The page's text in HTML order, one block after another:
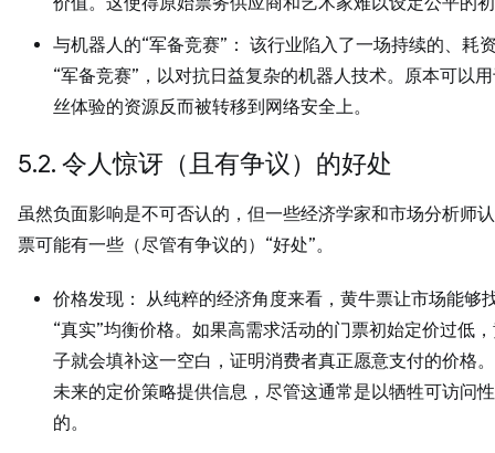
与机器人的“军备竞赛”： 该行业陷入了一场持续的、耗
“军备竞赛”，以对抗日益复杂的机器人技术。原本可以
丝体验的资源反而被转移到网络安全上。
5.2. 令人惊讶（且有争议）的好处
虽然负面影响是不可否认的，但一些经济学家和市场分析师
票可能有一些（尽管有争议的）“好处”。
价格发现： 从纯粹的经济角度来看，黄牛票让市场能够
“真实”均衡价格。如果高需求活动的门票初始定价过低
子就会填补这一空白，证明消费者真正愿意支付的价格
未来的定价策略提供信息，尽管这通常是以牺牲可访问
的。